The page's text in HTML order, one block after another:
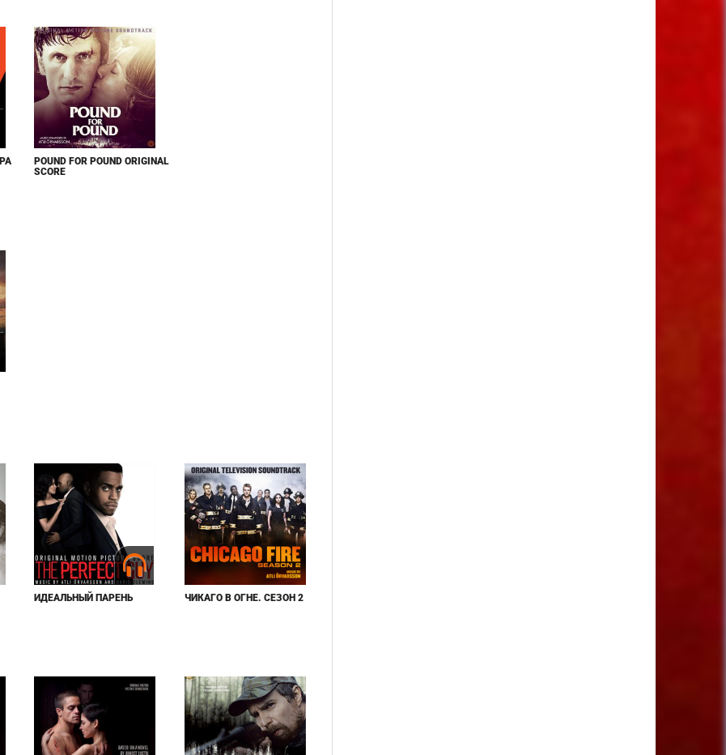
POUND FOR POUND ORIGINAL
SCORE
ИДЕАЛЬНЫЙ ПАРЕНЬ ЧИКАГО В ОГНЕ. СЕЗОН 2